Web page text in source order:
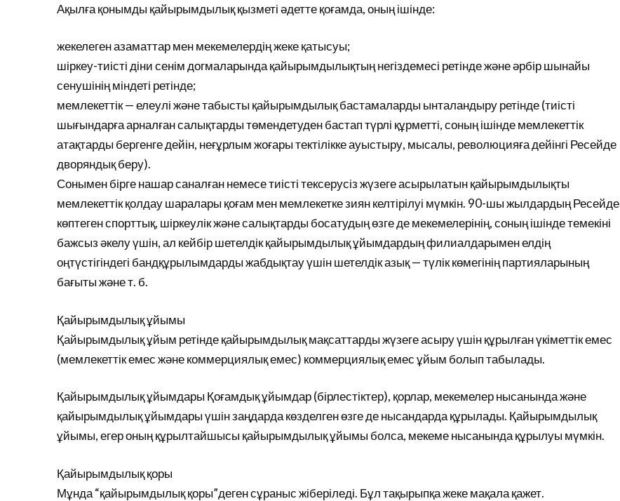
Ақылға қонымды қайырымдылық қызметі әдетте қоғамда, оның ішінде:
жекелеген азаматтар мен мекемелердің жеке қатысуы;
шіркеу-тиісті діни сенім догмаларында қайырымдылықтың негіздемесі ретінде және әрбір шынайы
сенушінің міндеті ретінде;
мемлекеттік — елеулі және табысты қайырымдылық бастамаларды ынталандыру ретінде (тиісті
шығындарға арналған салықтарды төмендетуден бастап түрлі құрметті, соның ішінде мемлекеттік
атақтарды бергенге дейін, неғұрлым жоғары тектілікке ауыстыру, мысалы, революцияға дейінгі Ресейде
дворяндық беру).
Сонымен бірге нашар саналған немесе тиісті тексерусіз жүзеге асырылатын қайырымдылықты
мемлекеттік қолдау шаралары қоғам мен мемлекетке зиян келтірілуі мүмкін. 90-шы жылдардың Ресейде
көптеген спорттық, шіркеулік және салықтарды босатудың өзге де мекемелерінің, соның ішінде темекіні
бажсыз әкелу үшін, ал кейбір шетелдік қайырымдылық ұйымдардың филиалдарымен елдің
оңтүстігіндегі бандқұрылымдарды жабдықтау үшін шетелдік азық — түлік көмегінің партияларының
бағыты және т. б.
Қайырымдылық ұйымы
Қайырымдылық ұйым ретінде қайырымдылық мақсаттарды жүзеге асыру үшін құрылған үкіметтік емес
(мемлекеттік емес және коммерциялық емес) коммерциялық емес ұйым болып табылады.
Қайырымдылық ұйымдары Қоғамдық ұйымдар (бірлестіктер), қорлар, мекемелер нысанында және
қайырымдылық ұйымдары үшін заңдарда көзделген өзге де нысандарда құрылады. Қайырымдылық
ұйымы, егер оның құрылтайшысы қайырымдылық ұйымы болса, мекеме нысанында құрылуы мүмкін.
Қайырымдылық қоры
Мұнда “қайырымдылық қоры”деген сұраныс жіберіледі. Бұл тақырыпқа жеке мақала қажет.